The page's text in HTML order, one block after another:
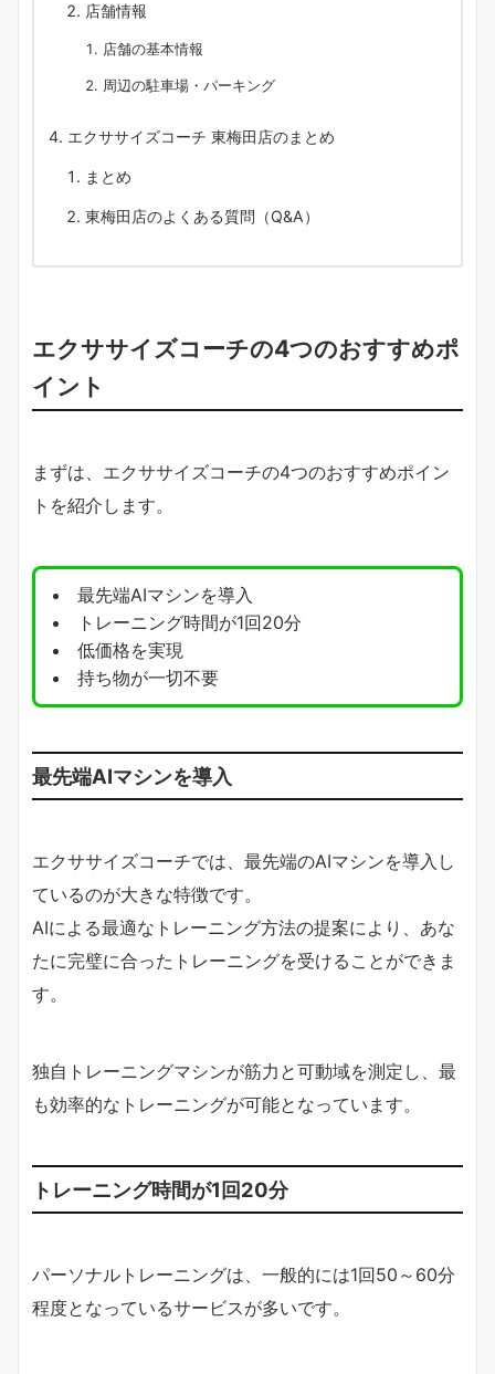
店舗情報
店舗の基本情報
周辺の駐車場・パーキング
エクササイズコーチ 東梅田店のまとめ
まとめ
東梅田店のよくある質問（Q&A）
エクササイズコーチの4つのおすすめポ
イント
まずは、エクササイズコーチの4つのおすすめポイン
トを紹介します。
最先端AIマシンを導入
トレーニング時間が1回20分
低価格を実現
持ち物が一切不要
最先端AIマシンを導入
エクササイズコーチでは、最先端のAIマシンを導入し
ているのが大きな特徴です。
AIによる最適なトレーニング方法の提案により、あな
たに完璧に合ったトレーニングを受けることができま
す。
独自トレーニングマシンが筋力と可動域を測定し、最
も効率的なトレーニングが可能となっています。
トレーニング時間が1回20分
パーソナルトレーニングは、一般的には1回50～60分
程度となっているサービスが多いです。